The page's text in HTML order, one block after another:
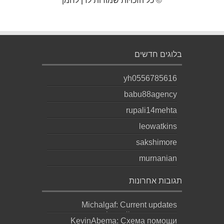
בלוגים חדשים
yh0556785616
babu88agency
rupali14mehta
leowatkins
sakshimore
murnanian
תגובות אחרונות
Michalgaf: Current updates
https://sapreqot.com...
KevinAbema: Схема помощи